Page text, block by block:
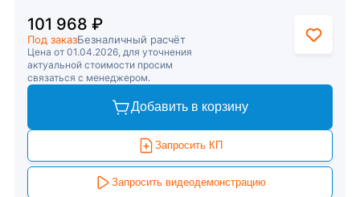
101 968 ₽
Под заказБезналичный расчёт
Цена от 01.04.2026, для уточнения
актуальной стоимости просим
связаться с менеджером.
Добавить в корзину
Запросить КП
Запросить видеодемонстрацию